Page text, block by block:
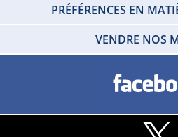
PRÉFÉRENCES EN
VENDRE NOS